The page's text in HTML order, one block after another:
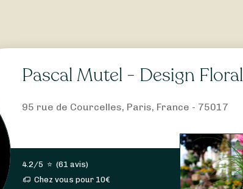
Pascal Mutel - Design Floral
95 rue de Courcelles, Paris, France - 75017
4.2/5 ⭐ (61 avis)
Chez vous pour 10€